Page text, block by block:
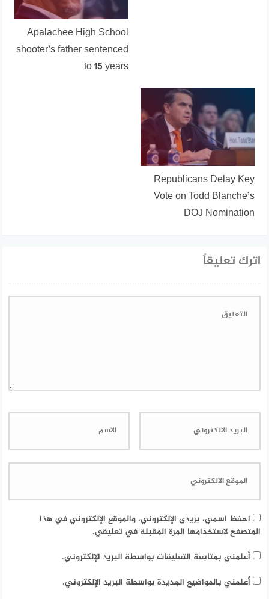
Apalachee High School
shooter’s father sentenced
to 15 years
Republicans Delay Key
Vote on Todd Blanche’s
DOJ Nomination
اترك تعليقاً
احفظ اسمي، بريدي الإلكتروني، والموقع الإلكتروني في هذا
المتصفح لاستخدامها المرة المقبلة في تعليقي.
أعلمني بمتابعة التعليقات بواسطة البريد الإلكتروني.
أعلمني بالمواضيع الجديدة بواسطة البريد الإلكتروني.